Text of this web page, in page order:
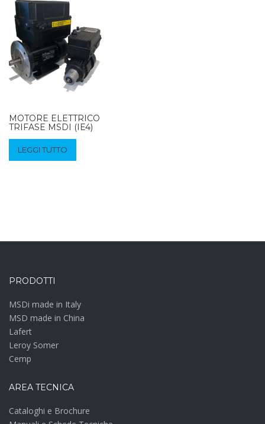
MOTORE ELETTRICO
TRIFASE MSDI (IE4)
LEGGI TUTTO
PRODOTTI
MSDi made in Italy
MSD made in China
Lafert
Leroy Somer
Cemp
AREA TECNICA
Cataloghi e Brochure